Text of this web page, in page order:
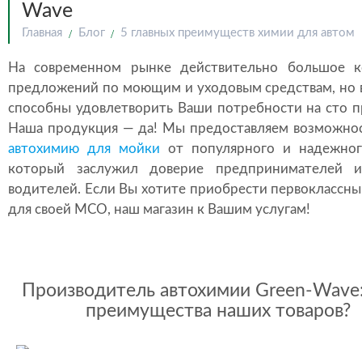
Wave
Главная Блог 5 главных преимуществ химии для
На современном рынке действительно большое
предложений по моющим и уходовым средствам, но
способны удовлетворить Ваши потребности на сто
Наша продукция — да! Мы предоставляем
автохимию для мойки от популярного и
который заслужил доверие предпринимателей
водителей. Если Вы хотите приобрести
для своей МСО, наш магазин к Вашим услугам!
Производитель автохимии Green-
преимущества наших товаров?